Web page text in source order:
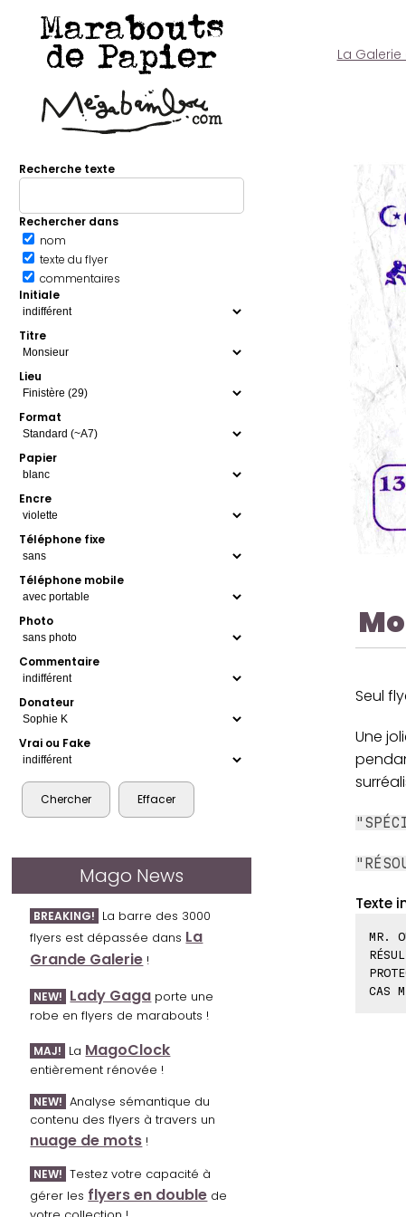
Marabouts
de Papier
Recherche texte
Rechercher dans
nom
texte du flyer
commentaires
Initiale
Titre
Lieu
Format
Papier
Encre
Téléphone fixe
Téléphone mobile
Photo
Commentaire
Donateur
Vrai ou Fake
Mago News
BREAKING! La barre des 3000
flyers est dépassée dans La
Grande Galerie !
NEW! Lady Gaga porte une
robe en flyers de marabouts !
MAJ! La MagoClock
entièrement rénovée !
NEW! Analyse sémantique du
contenu des flyers à travers un
nuage de mots !
NEW! Testez votre capacité à
gérer les flyers en double de
La
Seul
Une
Texte
MR.
CAS